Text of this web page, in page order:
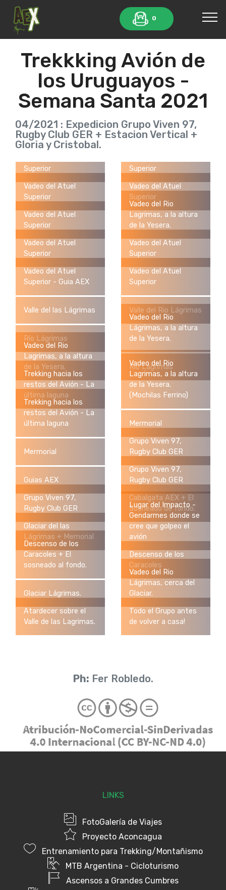
0
Trekkking Avión de
los Uruguayos -
Semana Santa 2021
04/2021 : Expedicion Grupo Viven 97,
Rugby Club GER + Estacion Vertical +
Gloria y Cristobal.
Superior
Superior
Vadeo del Atuel
Superior
Vadeo del Atuel
Superior
Vadeo del Atuel
Superior
Vadeo del Rio
Lagrimas, a la altura
de la Yesera.
Vadeo del Atuel
Superior
Vadeo del Atuel
Superior
Vadeo del Atuel
Superior - Guia AEX
Vadeo del Atuel
Superior
Valle del las Lágrimas Valle del Rio Lágrimas
Río Lágrimas
Vadeo del Rio
Lágrimas, a la altura
de la Yesera.
Vadeo del Rio
Lagrimas, a la altura
de la Yesera.
Rio Lágrimas
Trekking hacia los
restos del Avión - La
última laguna
Vadeo del Rio
Lagrimas, a la altura
de la Yesera.
(Mochilas Ferrino)
Trekking hacia los
restos del Avión - La
última laguna
Mermorial
Mermorial
Grupo Viven 97,
Rugby Club GER
Guias AEX
Grupo Viven 97,
Rugby Club GER
Grupo Viven 97,
Rugby Club GER
Cabalgata AEX + El
Sosneado de fondo.
Glaciar del las
Lágrimas + Memorial
Lugar del Impacto -
Gendarmes donde se
cree que golpeo el
avión
Descenso de los
Caracoles + El
sosneado al fondo.
Descenso de los
Caracoles
Glaciar Lágrimas.
Vadeo del Rio
Lágrimas, cerca del
Glaciar.
Atardecer sobre el
Valle de las Lagrimas.
Todo el Grupo antes
de volver a casa!
Ph: Fer Robledo.
LINKS
FotoGalería de Viajes
Proyecto Aconcagua
Entrenamiento para Trekking/Montañismo
MTB Argentina - Cicloturismo
Ascensos a Grandes Cumbres